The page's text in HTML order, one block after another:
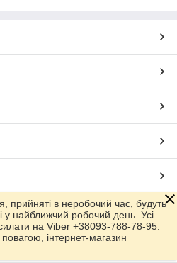
Prom.ua
прийняті в неробочий час, будуть
у найближчий робочий день. Усі
на Viber +38093-788-78-95.
інтернет-магазин